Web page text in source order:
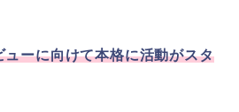
ューに向けて本格に活動がスタ